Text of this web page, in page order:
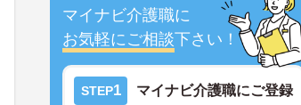
マイナビ介護職に
お気軽にご相談下さい！
STEP1 マイナビ介護職にご登録